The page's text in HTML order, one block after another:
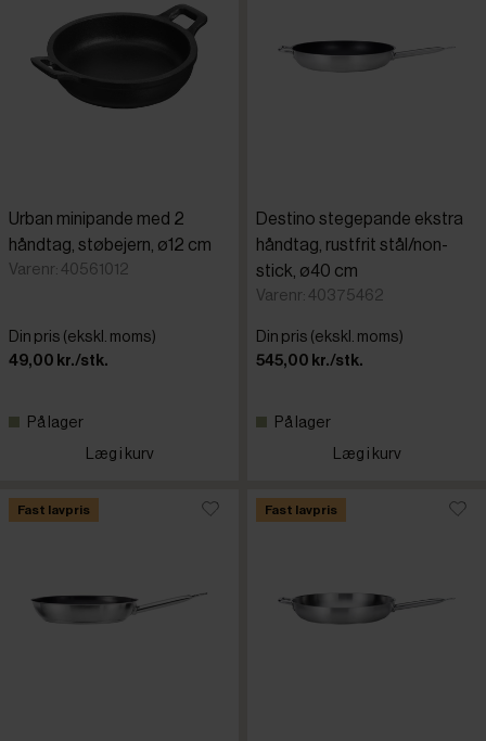
Urban minipande med 2
håndtag, støbejern, ø12 cm
Varenr: 40561012
Din pris (ekskl. moms)
49,00 kr./stk.
På lager
Læg i kurv
Destino stegepande ekstra
håndtag, rustfrit stål/non-
stick, ø40 cm
Varenr: 40375462
Din pris (ekskl. moms)
545,00 kr./stk.
På lager
Læg i kurv
Fast lavpris Fast lavpris